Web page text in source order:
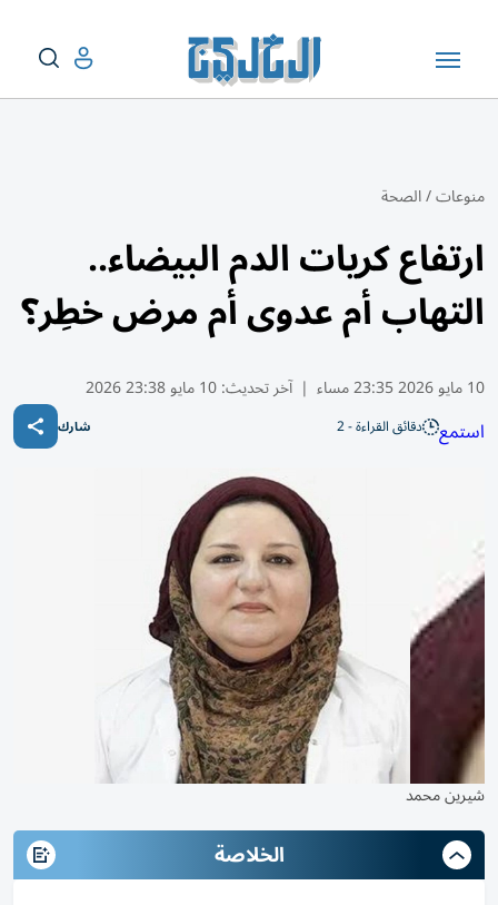
منوعات/الصحة
ارتفاع كريات الدم البيضاء..
التهاب أم عدوى أم مرض خطِر؟
10 مايو 2026 23:35 مساء | آخر تحديث:10 مايو 23:38 2026
استمع دقائق القراءة - 2 شارك
شيرين محمد
الخلاصة